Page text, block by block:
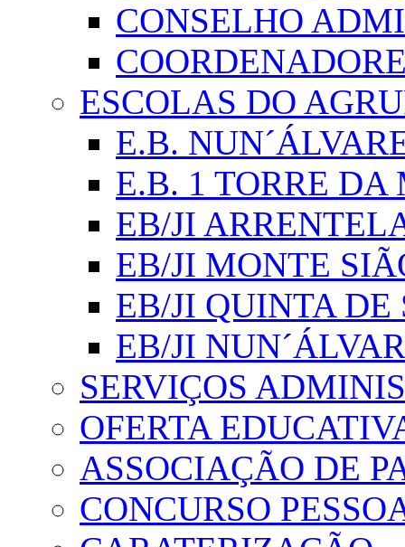
CONSELHO
ESCOLAS DO
E.B.
E.B. 1 TORRE
EB/JI
EB/JI MONTE
EB/JI QUINTA DE
EB/JI
SERVIÇOS
OFERTA
ASSOCIAÇÃO DE
CONCURSO